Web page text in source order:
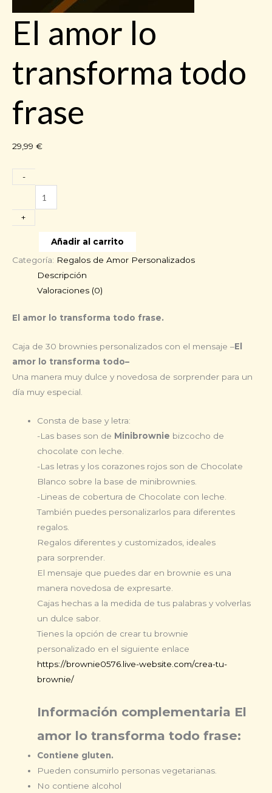
El amor lo
transforma todo
frase
29,99 €
-
amor
transforma
+
Añadir al carrito
Categoría: Regalos de Amor Personalizados
Descripción
Valoraciones (0)
El amor lo transforma todo frase.
Caja de 30 brownies personalizados con el mensaje –El
amor lo transforma todo–
Una manera muy dulce y novedosa de sorprender para un
día muy especial.
Consta de base y letra:
-Las bases son de Minibrownie bizcocho de
chocolate con leche.
-Las letras y los corazones rojos son de Chocolate
Blanco sobre la base de minibrownies.
-Lineas de cobertura de Chocolate con leche.
También puedes personalizarlos para diferentes
regalos.
Regalos diferentes y customizados, ideales
para sorprender.
El mensaje que puedes dar en brownie es una
manera novedosa de expresarte.
Cajas hechas a la medida de tus palabras y volverlas
un dulce sabor.
Tienes la opción de crear tu brownie
personalizado en el siguiente enlace
https://brownie0576.live-website.com/crea-tu-
brownie/
Información complementaria El
amor lo transforma todo frase:
Contiene gluten.
Pueden consumirlo personas vegetarianas.
No contiene alcohol